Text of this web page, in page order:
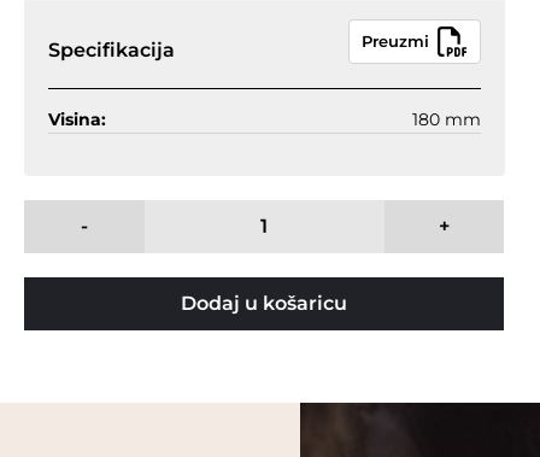
Specifikacija Preuzmi
Visina: 180 mm
- +
Dodaj u košaricu